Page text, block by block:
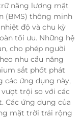
năng lượng mặt
(BMS) thông minh
độ và chu kỳ
tối ưu. Những hệ
cho phép người
nhu cầu năng
sắt phốt phát
các ứng dụng này,
trội so với các
Các ứng dụng của
mặt trời trải rộng